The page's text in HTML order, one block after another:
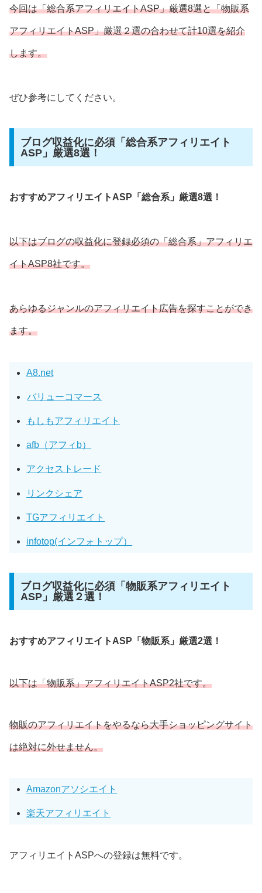
今回は「総合系アフィリエイトASP」厳選8選と「物販系
アフィリエイトASP」厳選２選の合わせて計10選を紹介
します。
ぜひ参考にしてください。
ブログ収益化に必須「総合系アフィリエイト
ASP」厳選8選！
おすすめアフィリエイトASP「総合系」厳選8選！
以下はブログの収益化に登録必須の「総合系」アフィリエ
イトASP8社です。
あらゆるジャンルのアフィリエイト広告を探すことができ
ます。
A8.net
バリューコマース
もしもアフィリエイト
afb（アフィb）
アクセストレード
リンクシェア
TGアフィリエイト
infotop(インフォトップ）
ブログ収益化に必須「物販系アフィリエイト
ASP」厳選２選！
おすすめアフィリエイトASP「物販系」厳選2選！
以下は「物販系」アフィリエイトASP2社です。
物販のアフィリエイトをやるなら大手ショッピングサイト
は絶対に外せません。
Amazonアソシエイト
楽天アフィリエイト
アフィリエイトASPへの登録は無料です。